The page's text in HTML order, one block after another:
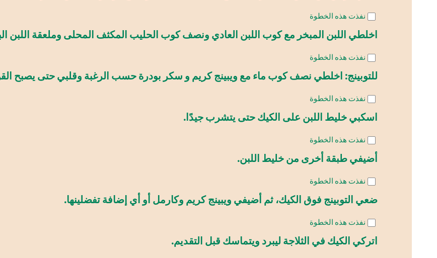
نفذت هذه الخطوة
اخلطي اللبن المبخر مع كوب اللبن العادي ونصف كوب الحليب المكثف المحلى وملعقة اللبن
نفذت هذه الخطوة
للتوبينج: اخلطي نصف كوب ماء مع ويبينج كريم و سكر بودرة حسب الرغبة وقلبي حتى يصبح
نفذت هذه الخطوة
اسكبي خليط اللبن على الكيك حتى يتشرب جيدًا.
نفذت هذه الخطوة
أضيفي طبقة أخرى من خليط اللبن.
نفذت هذه الخطوة
ضعي التوبينج فوق الكيك، ثم أضيفي ويبينج كريم وكارمل أو أي إضافة تفضلينها.
نفذت هذه الخطوة
اتركي الكيك في الثلاجة ليبرد ويتماسك قبل التقديم.